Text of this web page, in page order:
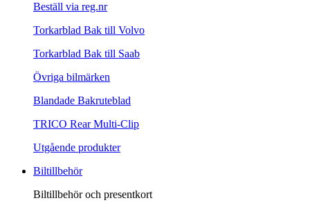
Beställ via reg.nr
Torkarblad Bak till Volvo
Torkarblad Bak till Saab
Övriga bilmärken
Blandade Bakruteblad
TRICO Rear Multi-Clip
Utgående produkter
Biltillbehör
Biltillbehör och presentkort